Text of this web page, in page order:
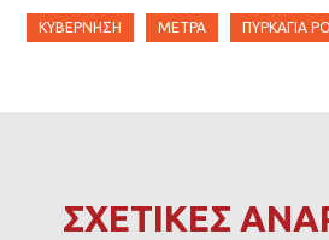
ΚΥΒΈΡΝΗΣΗ ΜΈΤΡΑ ΠΥΡΚΑΓΙΆ
ΣΧΕΤΙΚΕΣ